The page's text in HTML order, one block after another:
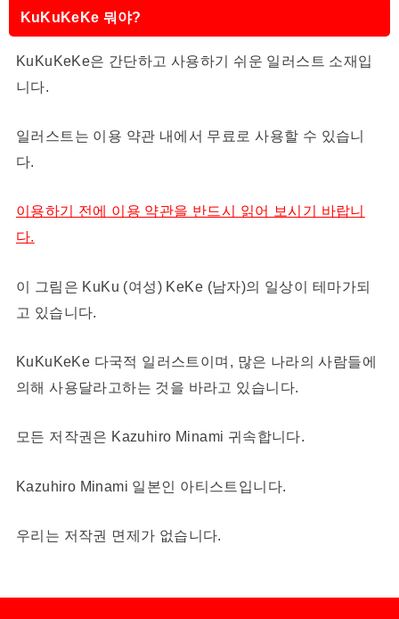
KuKuKeKe 뭐야?
KuKuKeKe은 간단하고 사용하기 쉬운 일러스트 소재입
니다.
일러스트는 이용 약관 내에서 무료로 사용할 수 있습니
다.
이용하기 전에 이용 약관을 반드시 읽어 보시기 바랍니
다.
이 그림은 KuKu (여성) KeKe (남자)의 일상이 테마가되
고 있습니다.
KuKuKeKe 다국적 일러스트이며, 많은 나라의 사람들에
의해 사용달라고하는 것을 바라고 있습니다.
모든 저작권은 Kazuhiro Minami 귀속합니다.
Kazuhiro Minami 일본인 아티스트입니다.
우리는 저작권 면제가 없습니다.